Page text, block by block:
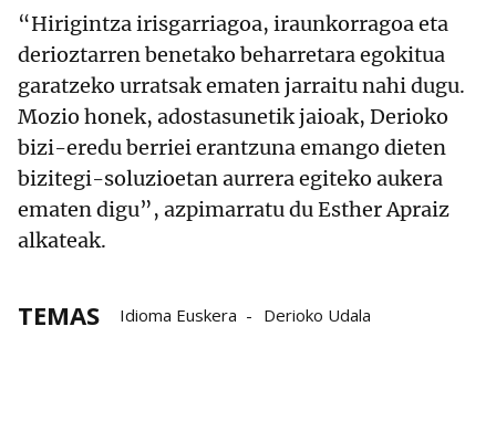
“Hirigintza irisgarriagoa, iraunkorragoa eta
derioztarren benetako beharretara egokitua
garatzeko urratsak ematen jarraitu nahi dugu.
Mozio honek, adostasunetik jaioak, Derioko
bizi-eredu berriei erantzuna emango dieten
bizitegi-soluzioetan aurrera egiteko aukera
ematen digu”, azpimarratu du Esther Apraiz
alkateak.
TEMAS Idioma Euskera Derioko Udala